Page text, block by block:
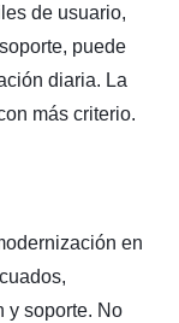
de usuario,
puede
diaria. La
más criterio.
en
y soporte. No